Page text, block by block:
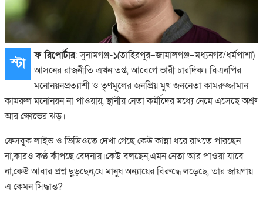
স্টা ফ রিপোর্টার: সুনামগঞ্জ-১(তাহিরপুর–জামালগঞ্জ–মধ্যনগর/ধর্মপাশা)
আসনের রাজনীতি এখন তপ্ত, আবেগে ভারী চারদিক। বিএনপির
মনোনয়নপ্রত্যাশী ও তৃণমূলের জনপ্রিয় মুখ জননেতা কামরুজ্জামান
কামরুল মনোনয়ন না পাওয়ায়, স্থানীয় নেতা কর্মীদের মধ্যে নেমে এসেছে অশ্রু
আর ক্ষোভের ঝড়।
ফেসবুক লাইভ ও ভিডিওতে দেখা গেছে কেউ কান্না ধরে রাখতে পারছেন
না,কারও কণ্ঠ কাঁপছে বেদনায়।কেউ বলছেন,এমন নেতা আর পাওয়া যাবে
না,কেউ আবার প্রশ্ন ছুড়ছেন,যে মানুষ অন্যায়ের বিরুদ্ধে লড়েছে, তার জায়গায়
এ কেমন সিদ্ধান্ত?